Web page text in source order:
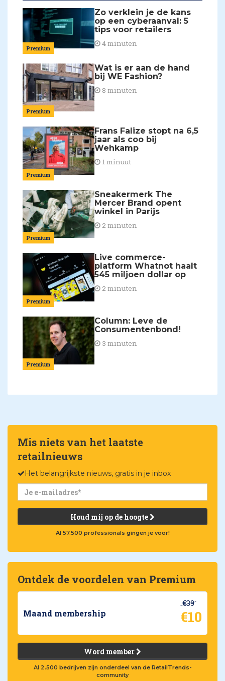
Premium
Zo verklein je de kans
op een cyberaanval: 5
tips voor retailers
4 minuten
Premium
Wat is er aan de hand
bij WE Fashion?
8 minuten
Premium
Frans Falize stopt na 6,5
jaar als coo bij
Wehkamp
1 minuut
Premium
Sneakermerk The
Mercer Brand opent
winkel in Parijs
2 minuten
Premium
Live commerce-
platform Whatnot haalt
545 miljoen dollar op
2 minuten
Premium
Column: Leve de
Consumentenbond!
3 minuten
Mis niets van het laatste
retailnieuws
Het belangrijkste nieuws, gratis in je inbox
Houd mij op de hoogte
Al 57.500 professionals gingen je voor!
Ontdek de voordelen van Premium
Maand membership
€39
€10
Word member
Al 2.500 bedrijven zijn onderdeel van de RetailTrends-
community